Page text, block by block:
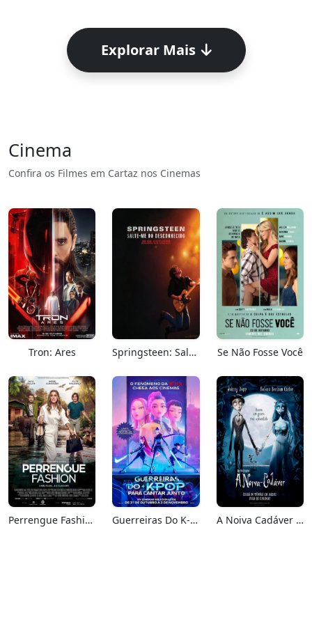
Explorar Mais
Cinema
Confira os Filmes em Cartaz nos Cinemas
Tron: Ares Springsteen: Salve-me Do Desconhecido Se Não Fosse Você
Perrengue Fashion Guerreiras Do K-Pop: Para Cantar Junto A Noiva Cadáver (Relançamento)